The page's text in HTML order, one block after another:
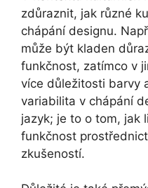
zdůraznit, jak různé
chápání designu.
může být kladen
funkčnost, zatímco v
více důležitosti barvy
variabilita v chápání
jazyk; je to o tom, jak
funkčnost
zkušeností.